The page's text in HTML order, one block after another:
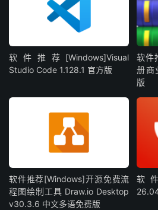
软件推荐[Windows]Visual
Studio Code 1.128.1 官方版
软件
册商
版
软件推荐[Windows]开源免费流
程图绘制工具 Draw.io Desktop
v30.3.6 中文多语免费版
软